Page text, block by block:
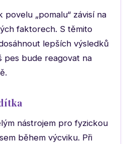
povelu „pomalu“ závisí na
faktorech. S těmito
lepších výsledků
pes bude reagovat na
nástrojem pro fyzickou
během výcviku. Při